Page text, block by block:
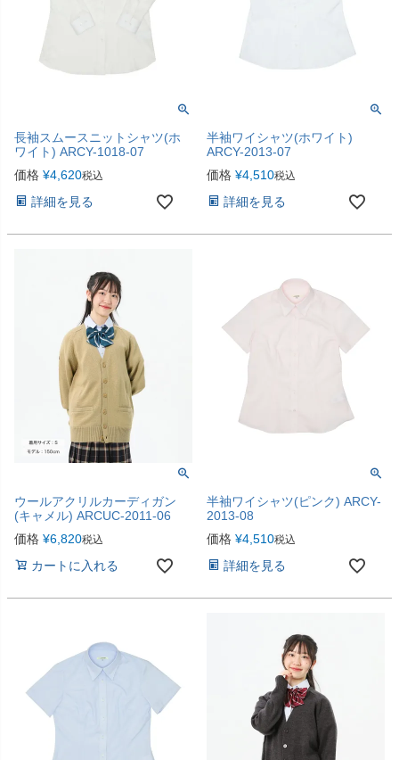
長袖スムースニットシャツ(ホ
ワイト) ARCY-1018-07
価格 ¥4,620税込
詳細を見る
半袖ワイシャツ(ホワイト)
ARCY-2013-07
価格 ¥4,510税込
詳細を見る
ウールアクリルカーディガン
(キャメル) ARCUC-2011-06
価格 ¥6,820税込
カートに入れる
半袖ワイシャツ(ピンク) ARCY-
2013-08
価格 ¥4,510税込
詳細を見る